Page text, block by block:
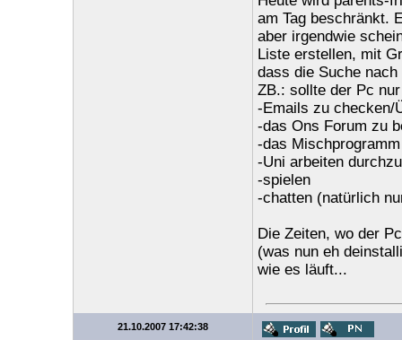
am Tag beschränkt.
aber irgendwie
Liste erstellen, mit
dass die Suche
ZB.: sollte der Pc
-Emails zu checken/
-das Ons Forum zu
-das
-Uni arbeiten
-spielen
-chatten (natürlich
Die Zeiten, wo der
(was nun eh
wie es läuft...
21.10.2007 17:42:38